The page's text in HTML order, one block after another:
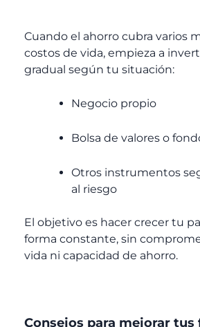
Cuando el ahorro cubra varios
costos de vida, empieza a
gradual según tu situación:
Negocio propio
Bolsa de valores o
Otros instrumentos
al riesgo
El objetivo es hacer crecer tu
forma constante, sin
vida ni capacidad de ahorro.
Consejos para mejorar tus